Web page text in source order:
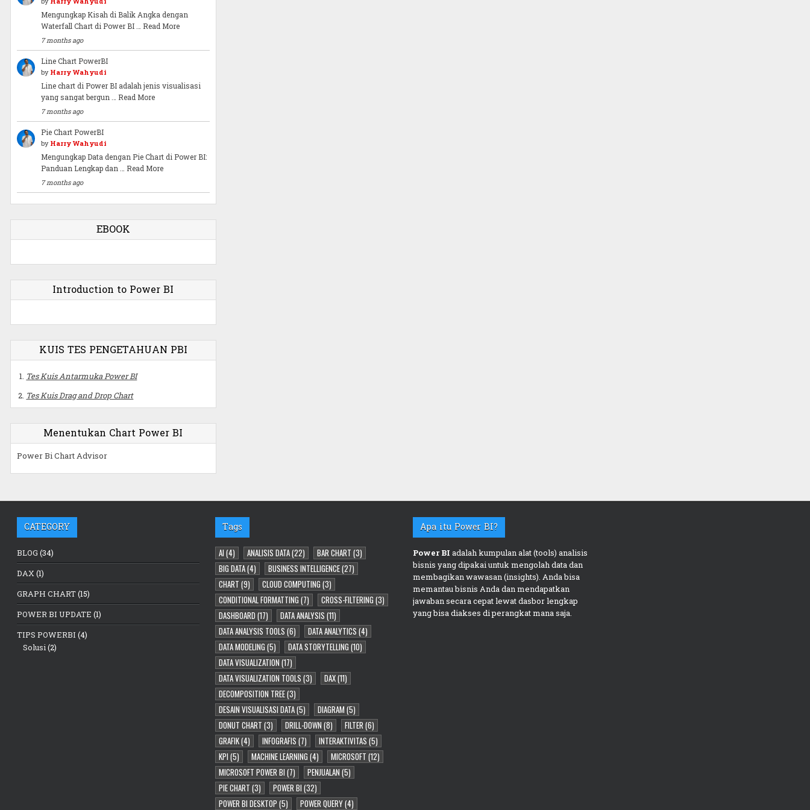
Mengungkap Kisah di Balik Angka dengan
Waterfall Chart di Power BI … Read More
7 months ago
Line Chart PowerBI
by Harry Wahyudi
Line chart di Power BI adalah jenis visualisasi
yang sangat bergun … Read More
7 months ago
Pie Chart PowerBI
by Harry Wahyudi
Mengungkap Data dengan Pie Chart di Power BI:
Panduan Lengkap dan … Read More
7 months ago
EBOOK
Introduction to Power BI
KUIS TES PENGETAHUAN PBI
Tes Kuis Antarmuka Power BI
Tes Kuis Drag and Drop Chart
Menentukan Chart Power BI
Power Bi Chart Advisor
CATEGORY
BLOG (34)
DAX(1)
GRAPH CHART(15)
POWER BI UPDATE (1)
TIPS POWERBI (4)
Solusi(2)
Tags
AI (4) ANALISIS DATA(22) BAR CHART (3)
BIG DATA(4) BUSINESS INTELLIGENCE(27)
CHART (9) CLOUD COMPUTING (3)
CONDITIONAL FORMATTING (7) CROSS-FILTERING (3)
DASHBOARD (17) DATA ANALYSIS (11)
DATA ANALYSIS TOOLS (6) DATA ANALYTICS (4)
DATA MODELING (5) DATA STORYTELLING (10)
DATA VISUALIZATION (17)
DATA VISUALIZATION TOOLS (3) DAX(11)
DECOMPOSITION TREE(3)
DESAIN VISUALISASI DATA(5) DIAGRAM (5)
DONUT CHART (3) DRILL-DOWN (8) FILTER (6)
GRAFIK(4) INFOGRAFIS (7) INTERAKTIVITAS (5)
KPI (5) MACHINE LEARNING (4) MICROSOFT (12)
MICROSOFT POWER BI (7) PENJUALAN (5)
PIE CHART (3) POWER BI (32)
POWER BI DESKTOP (5) POWER QUERY(4)
Apa itu Power BI?
Power BI adalah kumpulan alat (tools) analisis
bisnis yang dipakai untuk mengolah data dan
membagikan wawasan (insights). Anda bisa
memantau bisnis Anda dan mendapatkan
jawaban secara cepat lewat dasbor lengkap
yang bisa diakses di perangkat mana saja.